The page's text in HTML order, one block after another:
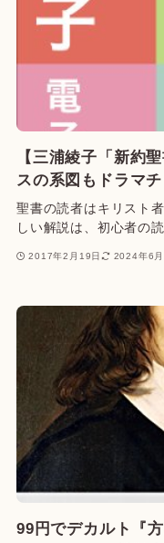
【三浦綾子「新約
スの系図もドラマ
聖書の読者はキリスト
しい解説は、初心者の
2017年2月19日 2024年6
99円でデカルト『